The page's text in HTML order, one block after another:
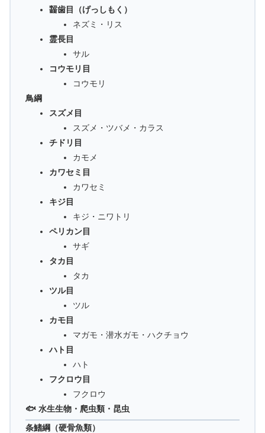
齧歯目（げっしもく）
ネズミ・リス
霊長目
サル
コウモリ目
コウモリ
鳥綱
スズメ目
スズメ・ツバメ・カラス
チドリ目
カモメ
カワセミ目
カワセミ
キジ目
キジ・ニワトリ
ペリカン目
サギ
タカ目
タカ
ツル目
ツル
カモ目
マガモ・潜水ガモ・ハクチョウ
ハト目
ハト
フクロウ目
フクロウ
🐟 水生生物・爬虫類・昆虫
条鰭綱（硬骨魚類）